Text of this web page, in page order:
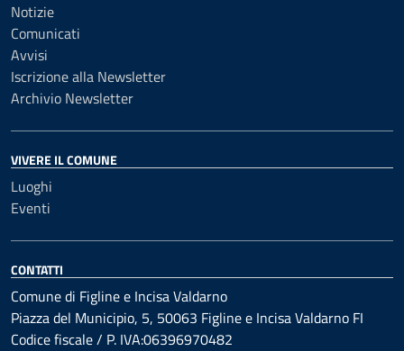
Notizie
Comunicati
Avvisi
Iscrizione alla Newsletter
Archivio Newsletter
VIVERE IL COMUNE
Luoghi
Eventi
CONTATTI
Comune di Figline e Incisa Valdarno
Piazza del Municipio, 5, 50063 Figline e Incisa Valdarno FI
Codice fiscale / P. IVA:06396970482